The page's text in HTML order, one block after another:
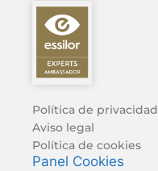
Política de privacidad
Aviso legal
Política de cookies
Panel Cookies